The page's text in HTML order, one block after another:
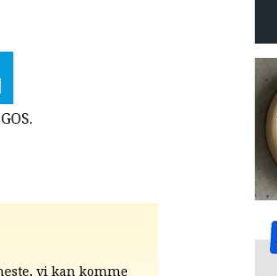
vi kan komme